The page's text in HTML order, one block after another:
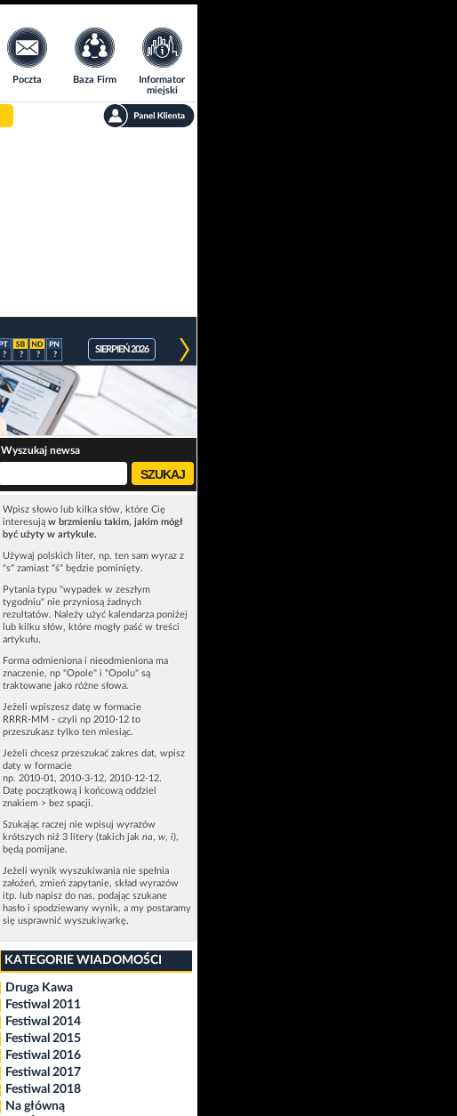
Poczta Baza Firm
Informator
miejski
? ? ? ?
SIERPIEŃ 2026
Wyszukaj newsa
Wpisz słowo lub kilka słów, które Cię
interesują w brzmieniu takim, jakim mógł
być użyty w artykule.
Używaj polskich liter, np. ten sam wyraz z
"s" zamiast "ś" będzie pominięty.
Pytania typu "wypadek w zeszłym
tygodniu" nie przyniosą żadnych
rezultatów. Należy użyć kalendarza poniżej
lub kilku słów, które mogły paść w treści
artykułu.
Forma odmieniona i nieodmieniona ma
znaczenie, np "Opole" i "Opolu" są
traktowane jako różne słowa.
Jeżeli wpiszesz datę w formacie
RRRR-MM - czyli np 2010-12 to
przeszukasz tylko ten miesiąc.
Jeżeli chcesz przeszukać zakres dat, wpisz
daty w formacie
np. 2010-01, 2010-3-12, 2010-12-12.
Datę początkową i końcową oddziel
znakiem > bez spacji.
Szukając raczej nie wpisuj wyrazów
krótszych niż 3 litery (takich jak na, w, i),
będą pomijane.
Jeżeli wynik wyszukiwania nie spełnia
założeń, zmień zapytanie, skład wyrazów
itp. lub napisz do nas, podając szukane
hasło i spodziewany wynik, a my postaramy
się usprawnić wyszukiwarkę.
KATEGORIE WIADOMOŚCI
Druga Kawa
Festiwal 2011
Festiwal 2014
Festiwal 2015
Festiwal 2016
Festiwal 2017
Festiwal 2018
Na główną